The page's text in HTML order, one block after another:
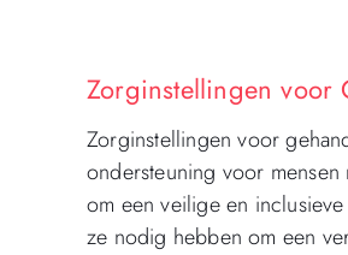
Zorginstellingen voor
Zorginstellingen voor
ondersteuning voor
om een veilige en
ze nodig hebben om een